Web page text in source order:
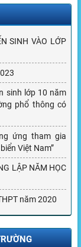
SINH VÀO LỚP
sinh lớp 10 năm
phổ thông có
ứng tham gia
Việt Nam”
LẬP NĂM HỌC
năm 2020